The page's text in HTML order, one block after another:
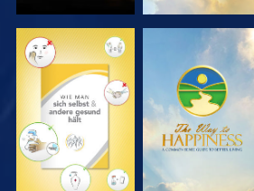
ANSEHEN ANSEHEN